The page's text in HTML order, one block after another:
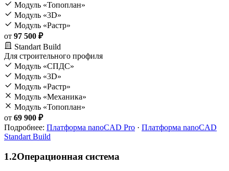
Модуль «Топоплан»
Модуль «3D»
Модуль «Растр»
от 97 500 ₽
Standart Build
Для строительного профиля
Модуль «СПДС»
Модуль «3D»
Модуль «Растр»
Модуль «Механика»
Модуль «Топоплан»
от 69 900 ₽
Подробнее: Платформа nanoCAD Pro · Платформа nanoCAD
Standart Build
1.2Операционная система